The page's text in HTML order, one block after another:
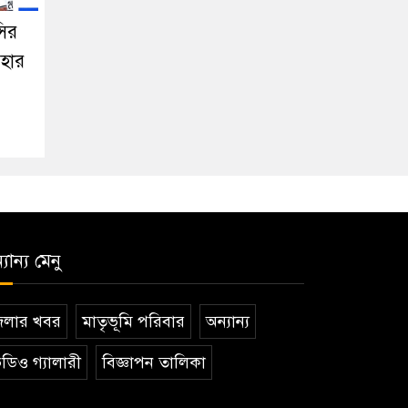
মেনু
খবর মাতৃভূমি পরিবার অন্যান্য
গ্যালারী বিজ্ঞাপন তালিকা